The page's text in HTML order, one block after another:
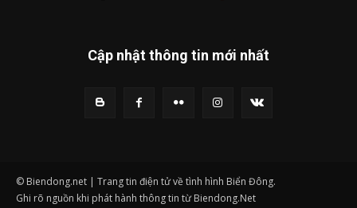
Cập nhật thông tin mới nhất
© Biendong.net | Trang tin điện tử về tình hình Biển Đông.
Ghi rõ nguồn khi phát hành thông tin từ Biendong.Net